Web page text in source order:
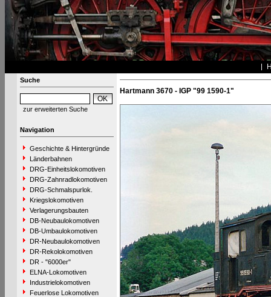
Suche
zur erweiterten Suche
Navigation
Geschichte & Hintergründe
Länderbahnen
DRG-Einheitslokomotiven
DRG-Zahnradlokomotiven
DRG-Schmalspurlok.
Kriegslokomotiven
Verlagerungsbauten
DB-Neubaulokomotiven
DB-Umbaulokomotiven
DR-Neubaulokomotiven
DR-Rekolokomotiven
DR - "6000er"
ELNA-Lokomotiven
Industrielokomotiven
Feuerlose Lokomotiven
Hartmann 3670 - IGP "99 1590-1"